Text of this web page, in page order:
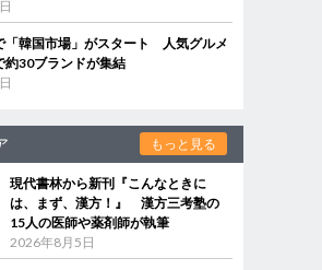
「韓国市場」がスタート 人気グルメ
約30ブランドが集結
もっと見る
現代書林から新刊『こんなときに
は、まず、漢方！』 漢方三考塾の
15人の医師や薬剤師が執筆
2026年8月5日